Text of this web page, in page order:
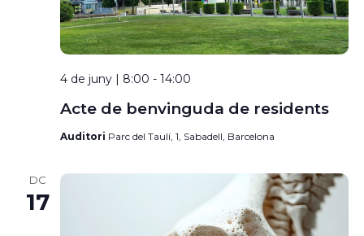
4 de juny | 8:00 - 14:00
Acte de benvinguda de residents
Auditori Parc del Taulí, 1, Sabadell, Barcelona
DC
17